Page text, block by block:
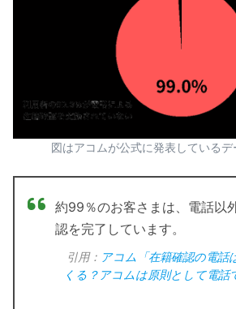
図はアコムが公式に発表している
約99％のお客さまは、電話以
認を完了しています。
引用： アコム「在籍確認の電話
くる？アコムは原則として電話